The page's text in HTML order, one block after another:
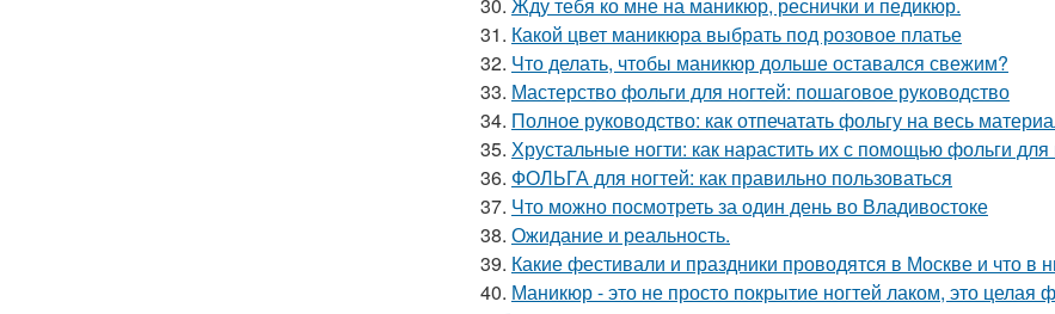
31. Какой цвет маникюра выбрать под розовое платье
32. Что делать, чтобы маникюр дольше оставался свежим?
33. Мастерство фольги для ногтей: пошаговое руководство
34. Полное руководство: как отпечатать фольгу на весь
35. Хрустальные ногти: как нарастить их с помощью фольги
36. ФОЛЬГА для ногтей: как правильно пользоваться
37. Что можно посмотреть за один день во Владивостоке
38. Ожидание и реальность.
39. Какие фестивали и праздники проводятся в Москве и что в
40. Маникюр - это не просто покрытие ногтей лаком, это